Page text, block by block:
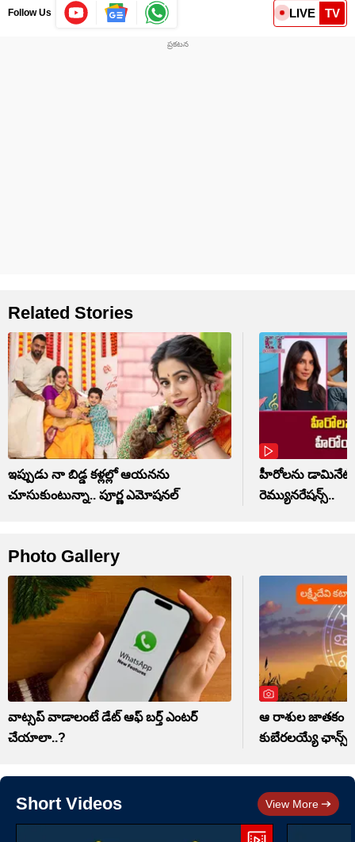
Follow Us LIVE TV
Related Stories
ఇప్పుడు నా బిడ్డ కళ్లల్లో ఆయనను
చూసుకుంటున్నా.. పూర్ణ ఎమోషనల్
హీరోలను డామినేట్
రెమ్యునరేషన్స్..
Photo Gallery
వాట్సప్ వాడాలంటే డేట్ ఆఫ్ బర్త్ ఎంటర్
చేయాలా..?
ఆ రాశుల జాతకం
కుబేరలయ్యే ఛాన్స్
Short Videos View More